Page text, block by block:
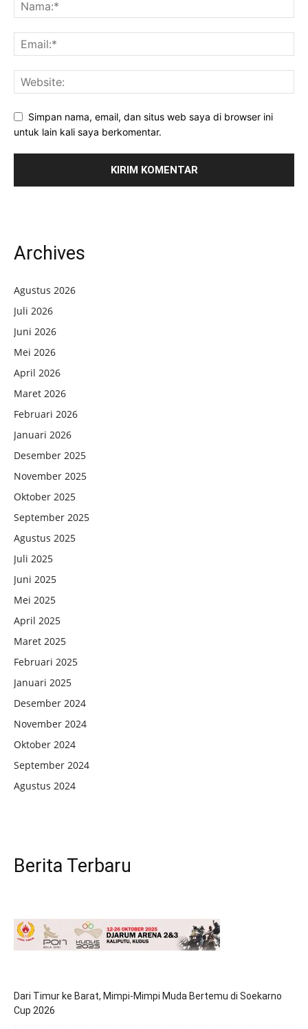
Simpan nama, email, dan situs web saya di browser ini
untuk lain kali saya berkomentar.
Archives
Agustus 2026
Juli 2026
Juni 2026
Mei 2026
April 2026
Maret 2026
Februari 2026
Januari 2026
Desember 2025
November 2025
Oktober 2025
September 2025
Agustus 2025
Juli 2025
Juni 2025
Mei 2025
April 2025
Maret 2025
Februari 2025
Januari 2025
Desember 2024
November 2024
Oktober 2024
September 2024
Agustus 2024
Berita Terbaru
Dari Timur ke Barat, Mimpi-Mimpi Muda Bertemu di Soekarno
Cup 2026